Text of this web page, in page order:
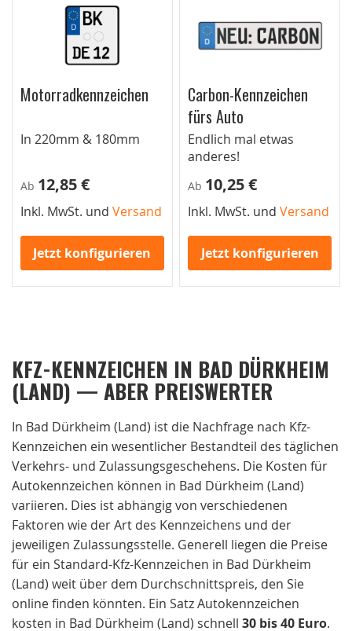
Motorradkennzeichen
In 220mm & 180mm
Ab 12,85 €
Inkl. MwSt. und Versand
Jetzt konfigurieren
Carbon-Kennzeichen
fürs Auto
Endlich mal etwas
anderes!
Ab 10,25 €
Inkl. MwSt. undVersand
Jetzt konfigurieren
KFZ-KENNZEICHEN IN BAD DÜRKHEIM
(LAND) — ABER PREISWERTER
In Bad Dürkheim (Land) ist die Nachfrage nach Kfz-
Kennzeichen ein wesentlicher Bestandteil des täglichen
Verkehrs- und Zulassungsgeschehens. Die Kosten für
Autokennzeichen können in Bad Dürkheim (Land)
variieren. Dies ist abhängig von verschiedenen
Faktoren wie der Art des Kennzeichens und der
jeweiligen Zulassungsstelle. Generell liegen die Preise
für ein Standard-Kfz-Kennzeichen in Bad Dürkheim
(Land) weit über dem Durchschnittspreis, den Sie
online finden könnten. Ein Satz Autokennzeichen
kosten in Bad Dürkheim (Land) schnell 30 bis 40 Euro.